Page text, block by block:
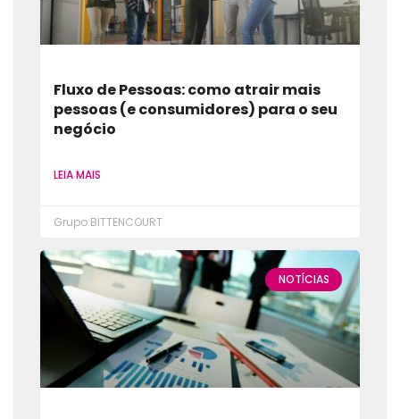
Fluxo de Pessoas: como atrair mais
pessoas (e consumidores) para o seu
negócio
LEIA MAIS
Grupo BITTENCOURT
NOTÍCIAS